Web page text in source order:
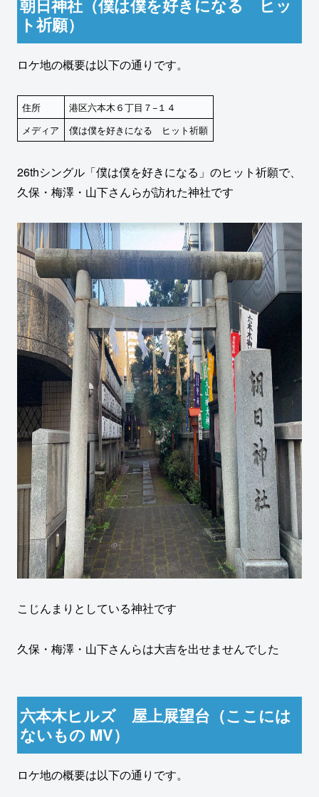
朝日神社（僕は僕を好きになる ヒッ
ト祈願）
ロケ地の概要は以下の通りです。
住所
港区六本木６丁目７−１４
メディア
僕は僕を好きになる ヒット祈願
26thシングル「僕は僕を好きになる」のヒット祈願で、
久保・梅澤・山下さんらが訪れた神社です
こじんまりとしている神社です
久保・梅澤・山下さんらは大吉を出せませんでした
六本木ヒルズ 屋上展望台（ここには
ないもの MV）
ロケ地の概要は以下の通りです。